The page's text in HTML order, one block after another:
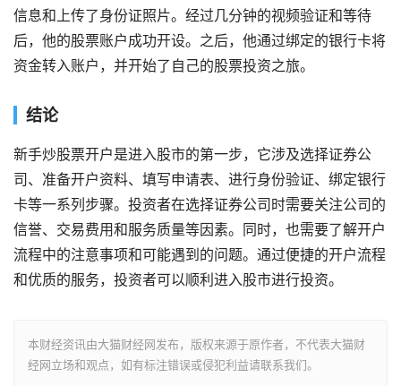
信息和上传了身份证照片。经过几分钟的视频验证和等待
后，他的股票账户成功开设。之后，他通过绑定的银行卡将
资金转入账户，并开始了自己的股票投资之旅。
结论
新手炒股票开户是进入股市的第一步，它涉及选择证券公
司、准备开户资料、填写申请表、进行身份验证、绑定银行
卡等一系列步骤。投资者在选择证券公司时需要关注公司的
信誉、交易费用和服务质量等因素。同时，也需要了解开户
流程中的注意事项和可能遇到的问题。通过便捷的开户流程
和优质的服务，投资者可以顺利进入股市进行投资。
本财经资讯由大猫财经网发布，版权来源于原作者，不代表大猫财
经网立场和观点，如有标注错误或侵犯利益请联系我们。